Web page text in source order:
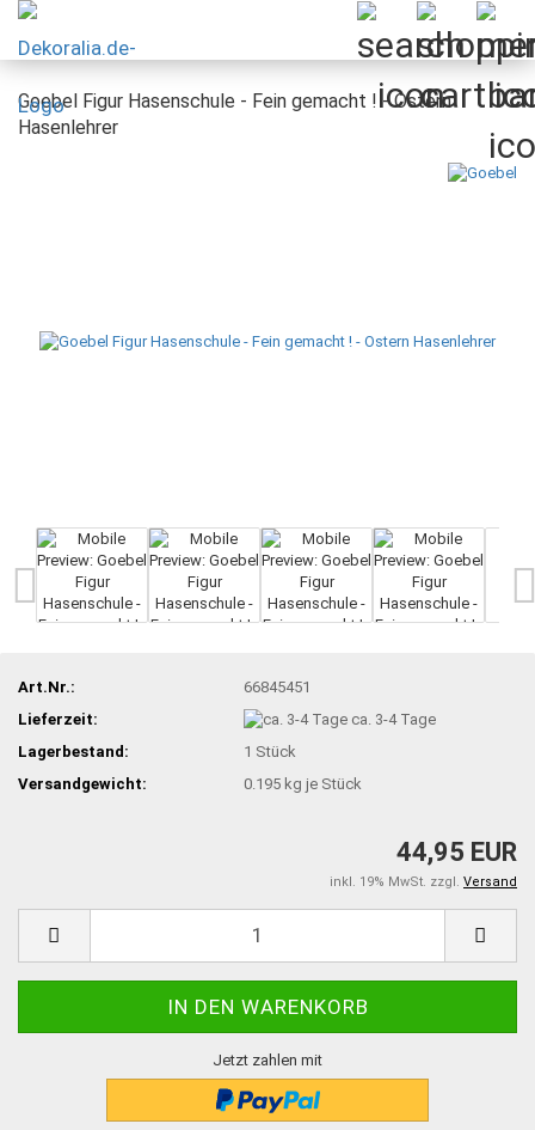
Goebel Figur Hasenschule - Fein gemacht ! - Ostern
Hasenlehrer
Art.Nr.:
66845451
Lieferzeit:
ca. 3-4 Tage
Lagerbestand:
1 Stück
Versandgewicht:
0.195 kg je Stück
44,95 EUR
inkl. 19% MwSt. zzgl. Versand
Jetzt zahlen mit